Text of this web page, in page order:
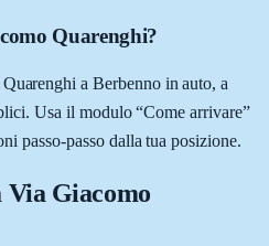
Quarenghi?
a Berbenno in auto, a
Usa il modulo “Come arrivare”
passo-passo dalla tua posizione.
Via Giacomo